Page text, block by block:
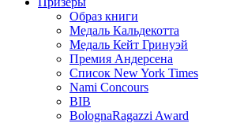
Образ книги
Медаль Кальдекотта
Медаль Кейт Гринуэй
Премия Андерсена
Список New York Times
Nami Concours
BIB
BolognaRagazzi Award